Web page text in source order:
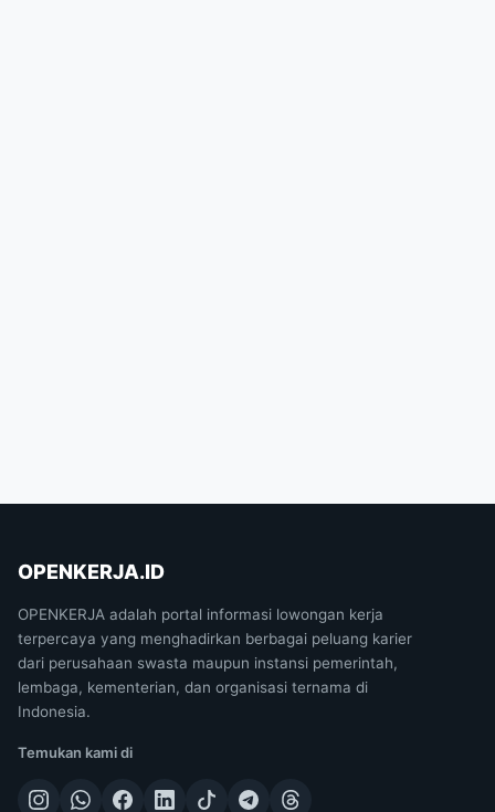
OPENKERJA.ID
OPENKERJA adalah portal informasi lowongan kerja
terpercaya yang menghadirkan berbagai peluang karier
dari perusahaan swasta maupun instansi pemerintah,
lembaga, kementerian, dan organisasi ternama di
Indonesia.
Temukan kami di